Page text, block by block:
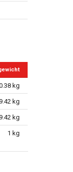
kg
kg
kg
1 kg